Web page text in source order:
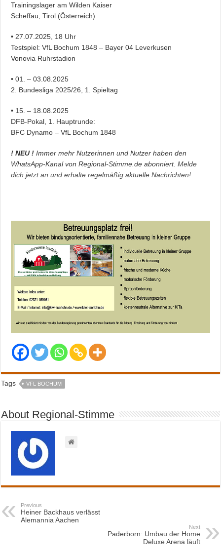
Trainingslager am Wilden Kaiser
Scheffau, Tirol (Österreich)
• 27.07.2025, 18 Uhr
Testspiel: VfL Bochum 1848 – Bayer 04 Leverkusen
Vonovia Ruhrstadion
• 01. – 03.08.2025
2. Bundesliga 2025/26, 1. Spieltag
• 15. – 18.08.2025
DFB-Pokal, 1. Hauptrunde:
BFC Dynamo – VfL Bochum 1848
! NEU ! Immer mehr Nutzerinnen und Nutzer haben den
WhatsApp-Kanal von Regional-Stimme.de abonniert.Melde
dich jetzt an und erhalte regelmäßig aktuelle Nachrichten!
Tags VFL BOCHUM
About Regional-Stimme
Previous
Heiner Backhaus verlässt
Alemannia Aachen
Next
Paderborn: Umbau der Home
Deluxe Arena läuft